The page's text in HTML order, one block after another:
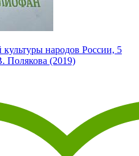
народов России, 5
Полякова (2019)